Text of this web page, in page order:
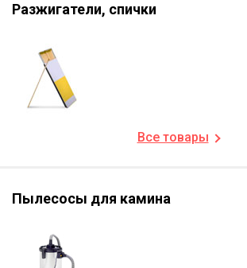
Разжигатели, спички
Все товары
Пылесосы для камина